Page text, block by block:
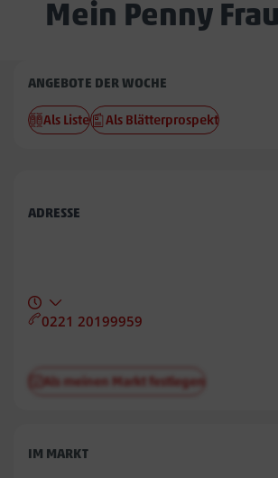
Mein Penny
Penny
Fraureuth
ANGEBOTE DER WOCHE
Als Liste Als Blätterprospekt
ADRESSE
0221 20199959
Als meinen Markt festlegen
IM MARKT